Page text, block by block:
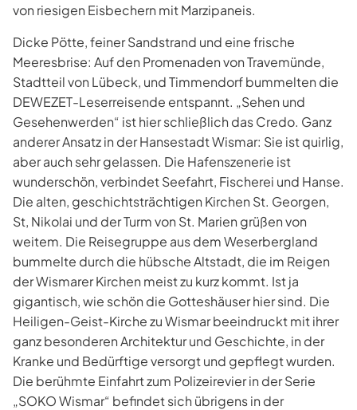
von riesigen Eisbechern mit Marzipaneis.
Dicke Pötte, feiner Sandstrand und eine frische
Meeresbrise: Auf den Promenaden von Travemünde,
Stadtteil von Lübeck, und Timmendorf bummelten die
DEWEZET-Leserreisende entspannt. „Sehen und
Gesehenwerden“ ist hier schließlich das Credo. Ganz
anderer Ansatz in der Hansestadt Wismar: Sie ist quirlig,
aber auch sehr gelassen. Die Hafenszenerie ist
wunderschön, verbindet Seefahrt, Fischerei und Hanse.
Die alten, geschichtsträchtigen Kirchen St. Georgen,
St, Nikolai und der Turm von St. Marien grüßen von
weitem. Die Reisegruppe aus dem Weserbergland
bummelte durch die hübsche Altstadt, die im Reigen
der Wismarer Kirchen meist zu kurz kommt. Ist ja
gigantisch, wie schön die Gotteshäuser hier sind. Die
Heiligen-Geist-Kirche zu Wismar beeindruckt mit ihrer
ganz besonderen Architektur und Geschichte, in der
Kranke und Bedürftige versorgt und gepflegt wurden.
Die berühmte Einfahrt zum Polizeirevier in der Serie
„SOKO Wismar“ befindet sich übrigens in der